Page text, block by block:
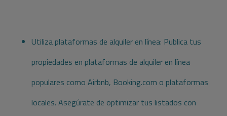
Utiliza plataformas de alquiler en línea: Publica tus
propiedades en plataformas de alquiler en línea
populares como Airbnb, Booking.com o plataformas
locales. Asegúrate de optimizar tus listados con